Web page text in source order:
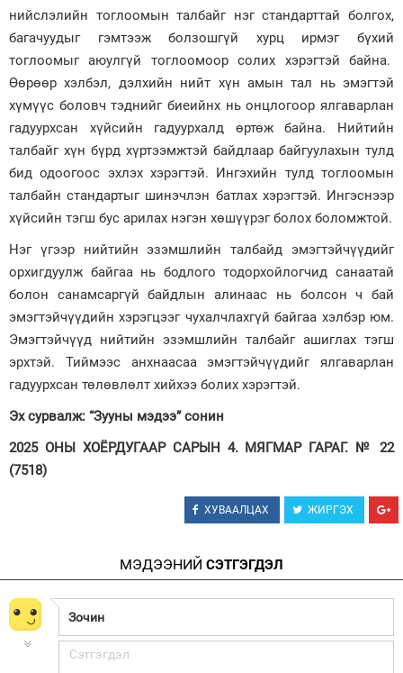
нийслэлийн тоглоомын талбайг нэг стандарттай болгох,
багачуудыг гэмтээж болзошгүй хурц ирмэг бүхий
тоглоомыг аюулгүй тоглоомоор солих хэрэгтэй байна.
Өөрөөр хэлбэл, дэлхийн нийт хүн амын тал нь эмэгтэй
хүмүүс боловч тэднийг биеийнх нь онцлогоор ялгаварлан
гадуурхсан хүйсийн гадуурхалд өртөж байна. Нийтийн
талбайг хүн бүрд хүртээмжтэй байдлаар байгуулахын тулд
бид одоогоос эхлэх хэрэгтэй. Ингэхийн тулд тоглоомын
талбайн стандартыг шинэчлэн батлах хэрэгтэй. Ингэснээр
хүйсийн тэгш бус арилах нэгэн хөшүүрэг болох боломжтой.
Нэг үгээр нийтийн эзэмшлийн талбайд эмэгтэйчүүдийг
орхигдуулж байгаа нь бодлого тодорхойлогчид санаатай
болон санамсаргүй байдлын алинаас нь болсон ч бай
эмэгтэйчүүдийн хэрэгцээг чухалчлахгүй байгаа хэлбэр юм.
Эмэгтэйчүүд нийтийн эзэмшлийн талбайг ашиглах тэгш
эрхтэй. Тиймээс анхнаасаа эмэгтэйчүүдийг ялгаварлан
гадуурхсан төлөвлөлт хийхээ болих хэрэгтэй.
Эх сурвалж: “Зууны мэдээ” сонин
2025 ОНЫ ХОЁРДУГААР САРЫН 4. МЯГМАР ГАРАГ. № 22
(7518)
ХУВААЛЦАХ ЖИРГЭХ
МЭДЭЭНИЙ СЭТГЭГДЭЛ